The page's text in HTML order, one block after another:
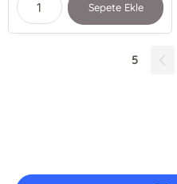
Sepete Ekle
5